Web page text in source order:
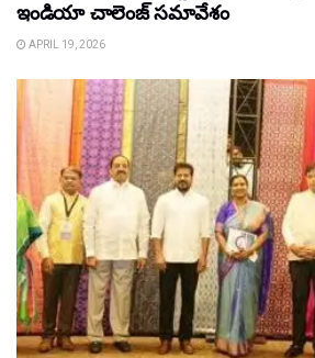
ఇండియా చాలెంజ్ సమావేశం
APRIL 19, 2026